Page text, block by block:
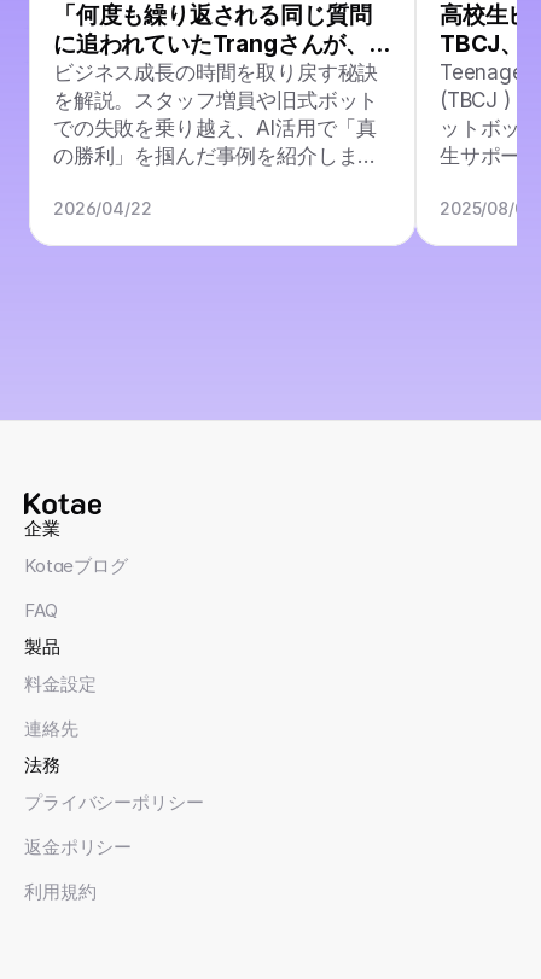
「何度も繰り返される同じ質問
に追われていたTrangさんが、自
由な時間を取り戻した方法」
ビジネス成長の時間を取り戻す秘訣
を解説。スタッフ増員や旧式ボット
での失敗を乗り越え、AI活用で「真
の勝利」を掴んだ事例を紹介しま
2026/04/22
高校生ビ
TBCJ、
トボット
Teenage
(TBCJ )
ットボッ
生サポー
2025/08/04
企業
Kotaeブログ
FAQ
製品
料金設定
連絡先
法務
プライバシーポリシー
返金ポリシー
利用規約